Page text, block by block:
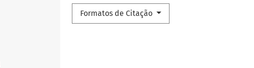
Formatos de Citação